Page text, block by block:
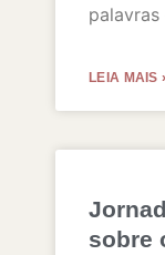
palavras
LEIA MAIS
sobre